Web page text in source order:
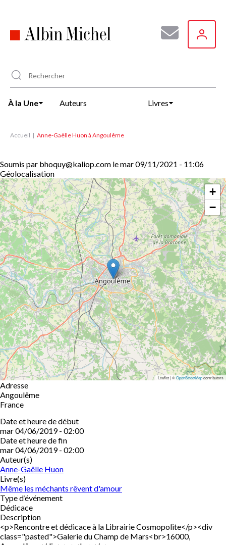
principal
À la Une Auteurs Livres
Accueil Anne-Gaëlle Huon à Angoulême
Soumis par bhoquy@kaliop.com lemar 09/11/2021 - 11:06
Géolocalisation
+
−
Leaflet | ©OpenStreetMapcontributors
Adresse
Angoulême
France
Date et heure de début
mar 04/06/2019 - 02:00
Date et heure de fin
mar 04/06/2019 - 02:00
Auteur(s)
Anne-Gaëlle Huon
Livre(s)
Même les méchants rêvent d'amour
Type d’événement
Dédicace
Description
<p>Rencontre et dédicace à la Librairie Cosmopolite</p><div
class="pasted">Galerie du Champ de Mars<br>16000,